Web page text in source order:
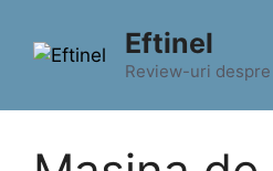
conținut
Eftinel
Review-uri